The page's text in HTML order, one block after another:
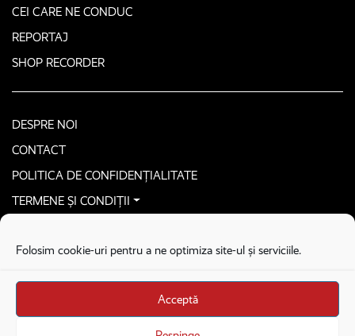
Folosim cookie-uri pentru a ne optimiza site-ul și serviciile.
Acceptă
CEI CARE NE CONDUC
REPORTAJ
SHOP RECORDER
DESPRE NOI
CONTACT
POLITICA DE CONFIDENȚIALITATE
TERMENE ȘI CONDIȚII
Stega creative
Brandul Recorder e operat de Asociația Recorder Community, sub licența SC